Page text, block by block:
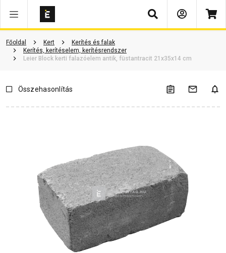
Keresés
Főoldal Kert
Kerítés és falak
Kerítés, kerítéselem, kerítésrendszer
Leier Block kerti falazóelem antik, füstantracit 21x35x14 cm
Vásárlói vélemények Kérdések és válaszok Kapcsolódó cikkek
Összehasonlítás